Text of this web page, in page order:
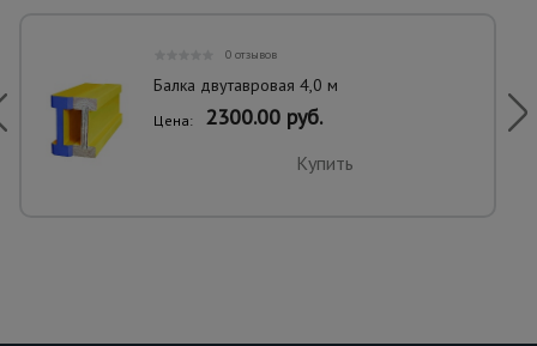
0 отзывов
Балка двутавровая 4,0 м
Цена: 2300.00 руб.
Купить